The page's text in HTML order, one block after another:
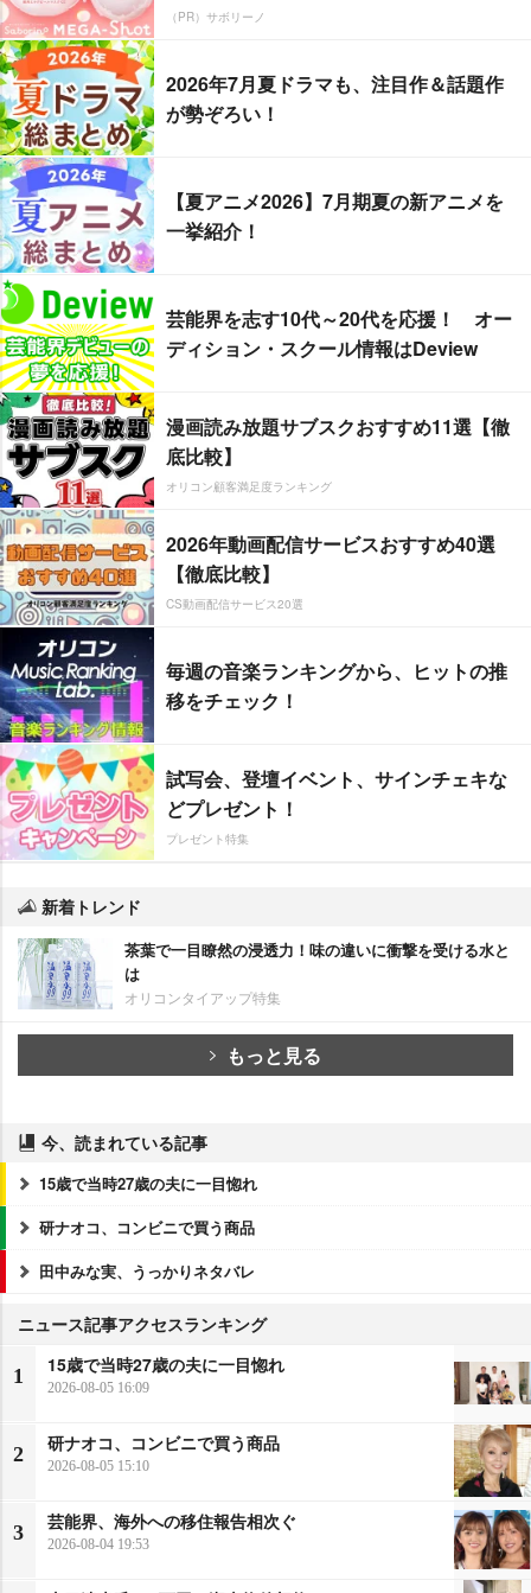
（PR）サボリーノ
2026年7月夏ドラマも、注目作＆話題作
が勢ぞろい！
【夏アニメ2026】7月期夏の新アニメを
一挙紹介！
芸能界を志す10代～20代を応援！ オー
ディション・スクール情報はDeview
漫画読み放題サブスクおすすめ11選【徹
底比較】
オリコン顧客満足度ランキング
2026年動画配信サービスおすすめ40選
【徹底比較】
CS動画配信サービス20選
毎週の音楽ランキングから、ヒットの推
移をチェック！
試写会、登壇イベント、サインチェキな
どプレゼント！
プレゼント特集
新着トレンド
茶葉で一目瞭然の浸透力！味の違いに衝撃を受ける水と
は
オリコンタイアップ特集
もっと見る
今、読まれている記事
15歳で当時27歳の夫に一目惚れ
研ナオコ、コンビニで買う商品
田中みな実、うっかりネタバレ
ニュース記事アクセスランキング
1
15歳で当時27歳の夫に一目惚れ
2026-08-05 16:09
2
研ナオコ、コンビニで買う商品
2026-08-05 15:10
3
芸能界、海外への移住報告相次ぐ
2026-08-04 19:53